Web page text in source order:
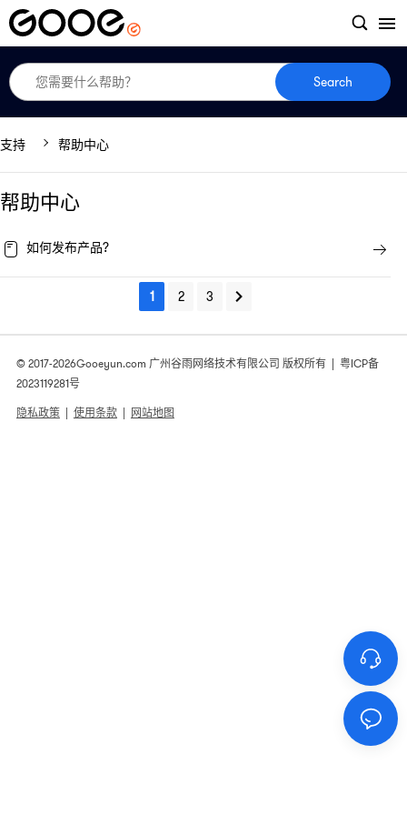
Search
支持 帮助中心
帮助中心
如何发布产品?
1 2 3
© 2017-2026Gooeyun.com 广州谷雨网络技术有限公司 版权所有 | 粤ICP备
2023119281号
隐私政策| 使用条款| 网站地图